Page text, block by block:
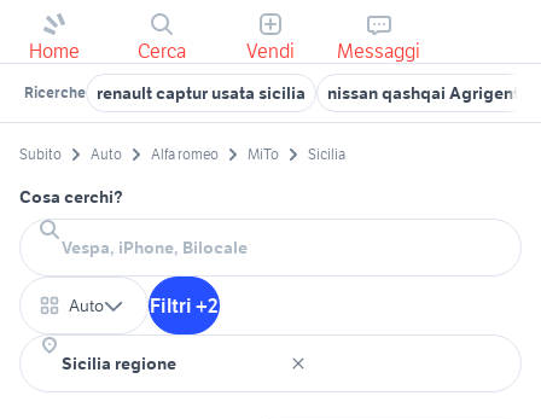
Home Cerca Vendi Messaggi
Ricerche renault captur usata sicilia nissan qashqai Agrigento
Subito Auto Alfa romeo MiTo Sicilia
Cosa cerchi?
Auto Filtri +2